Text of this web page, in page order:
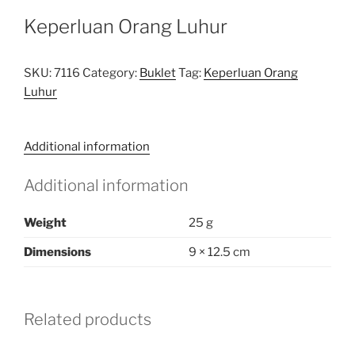
Keperluan Orang Luhur
SKU:7116 Category: BukletTag: Keperluan Orang
Luhur
Additional information
Additional information
Weight 25 g
Dimensions 9 × 12.5 cm
Related products